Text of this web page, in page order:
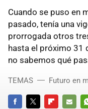
Cuando se puso en
pasado, tenía una
prorrogada otros
hasta el próximo 31
no sabemos qué
TEMAS Futuro en